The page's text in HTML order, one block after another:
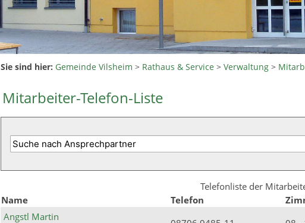
Sie sind hier: Gemeinde Vilsheim > Rathaus & Service >Verwaltung >
Mitarbeiter-Telefon-Liste
Telefonliste der
Name
Telefon
Angstl Martin